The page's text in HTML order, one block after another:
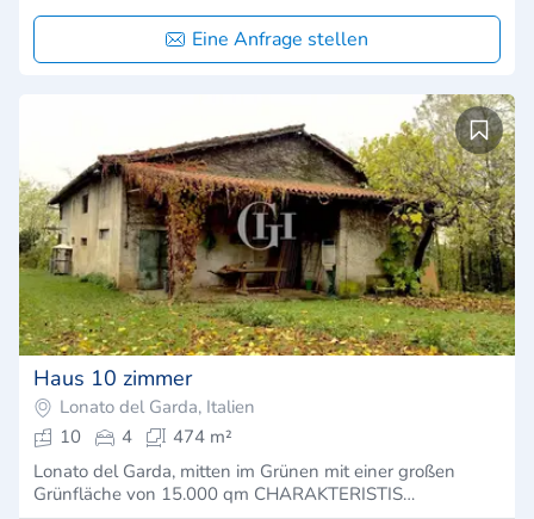
Eine Anfrage stellen
Haus 10 zimmer
Lonato del Garda, Italien
10
4
474 m²
Lonato del Garda, mitten im Grünen mit einer großen
Grünfläche von 15.000 qm CHARAKTERISTIS…